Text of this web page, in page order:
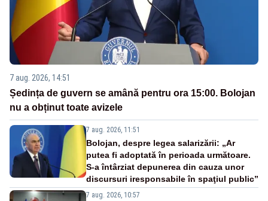
7 aug. 2026, 14:51
Ședința de guvern se amână pentru ora 15:00. Bolojan
nu a obținut toate avizele
7 aug. 2026, 11:51
Bolojan, despre legea salarizării: „Ar
putea fi adoptată în perioada următoare.
S-a întârziat depunerea din cauza unor
discursuri iresponsabile în spaţiul public”
7 aug. 2026, 10:57